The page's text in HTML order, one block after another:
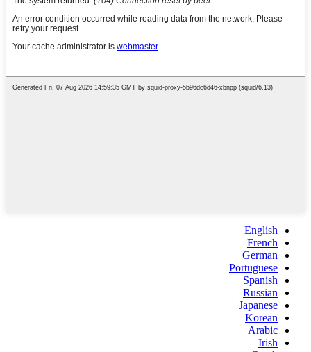
English
French
German
Portuguese
Spanish
Russian
Japanese
Korean
Arabic
Irish